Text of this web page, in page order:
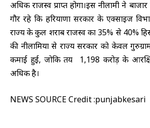
अधिक राजस्व प्राप्त होगा।इस नीलामी ने
गौर रहे कि हरियाणा सरकार के एक्साइज
राज्य के कुल शराब राजस्व का 35% से 40%
की नीलामियों से राज्य सरकार को केवल
कमाई हुई, जोकि तय 1,198 करोड़ के
अधिक है।
NEWS SOURCE Credit :punjabkesari